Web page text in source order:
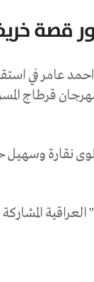
قصة
عامر في
مهرجان قرطاج
نقارة وسهيل
المشاركة